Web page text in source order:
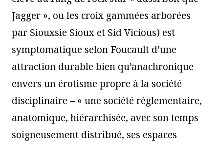
Jagger », ou les croix gammées arborées
par Siouxsie Sioux et Sid Vicious) est
symptomatique selon Foucault d’une
attraction durable bien qu’anachronique
envers un érotisme propre à la société
disciplinaire – « une société réglementaire,
anatomique, hiérarchisée, avec son temps
soigneusement distribué, ses espaces